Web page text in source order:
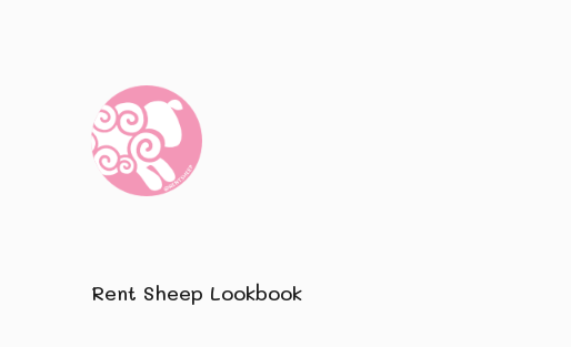
Rent Sheep Lookbook